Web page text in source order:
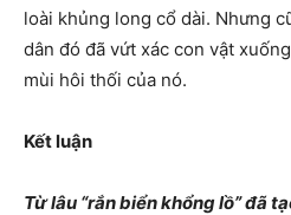
loài khủng long cổ dài. Nhưng
dân đó đã vứt xác con vật
mùi hôi thối của nó.
Kết luận
Từ lâu “rắn biển khổng lồ” đã